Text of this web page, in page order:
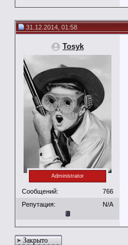
31.12.2014, 01:58
Tosyk
Administrator
Сообщений:
766
Репутация:
N/A
Закрыто